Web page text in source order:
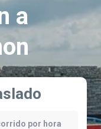
a
por hora